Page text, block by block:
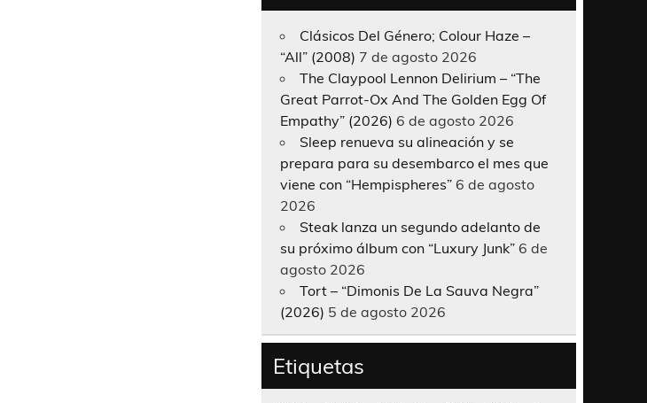
Clásicos Del Género; Colour Haze –
“All” (2008) 7 de agosto 2026
The Claypool Lennon Delirium – “The
Great Parrot-Ox And The Golden Egg Of
Empathy” (2026) 6 de agosto 2026
Sleep renueva su alineación y se
prepara para su desembarco el mes que
viene con “Hempispheres” 6 de agosto
2026
Steak lanza un segundo adelanto de
su próximo álbum con “Luxury Junk” 6 de
agosto 2026
Tort – “Dimonis De La Sauva Negra”
(2026) 5 de agosto 2026
Etiquetas